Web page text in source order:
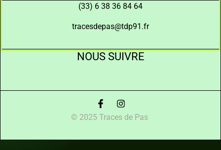
(33) 6 38 36 84 64
tracesdepas@tdp91.fr
NOUS SUIVRE
© 2025 Traces de Pas